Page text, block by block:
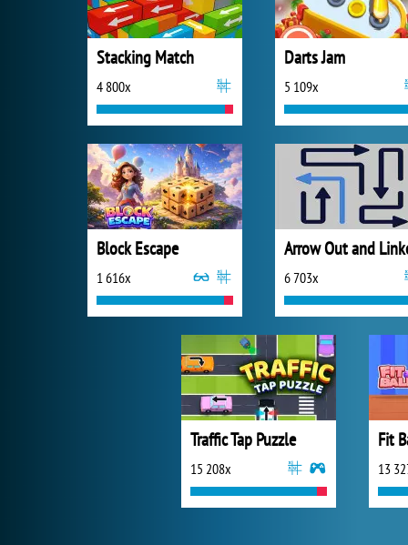
Stacking Match
4 800x
Darts Jam
5 109x
Block Escape
1 616x
Arrow Out and
6 703x
Traffic Tap Puzzle
15 208x
Fit
13